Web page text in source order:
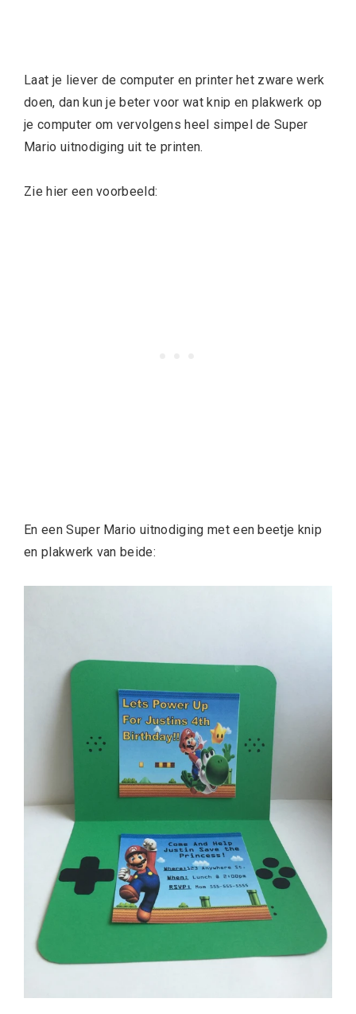
Laat je liever de computer en printer het zware werk
doen, dan kun je beter voor wat knip en plakwerk op
je computer om vervolgens heel simpel de Super
Mario uitnodiging uit te printen.
Zie hier een voorbeeld:
En een Super Mario uitnodiging met een beetje knip
en plakwerk van beide: